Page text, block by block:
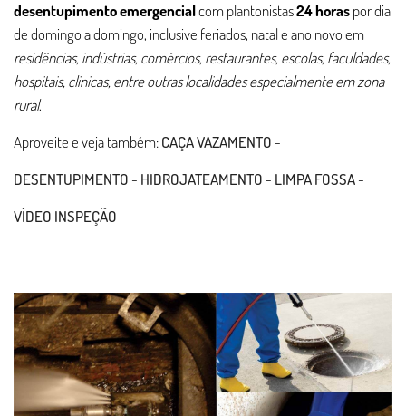
desentupimentoemergencialcom plantonistas24 horaspor dia
de domingo a domingo, inclusive feriados, natal e ano novo em
residências, indústrias, comércios, restaurantes, escolas, faculdades,
hospitais, clinicas, entre outras localidades especialmente em zona
rural.
Aproveite e veja também:CAÇA VAZAMENTO -
DESENTUPIMENTO - HIDROJATEAMENTO - LIMPA FOSSA-
VÍDEO INSPEÇÃO